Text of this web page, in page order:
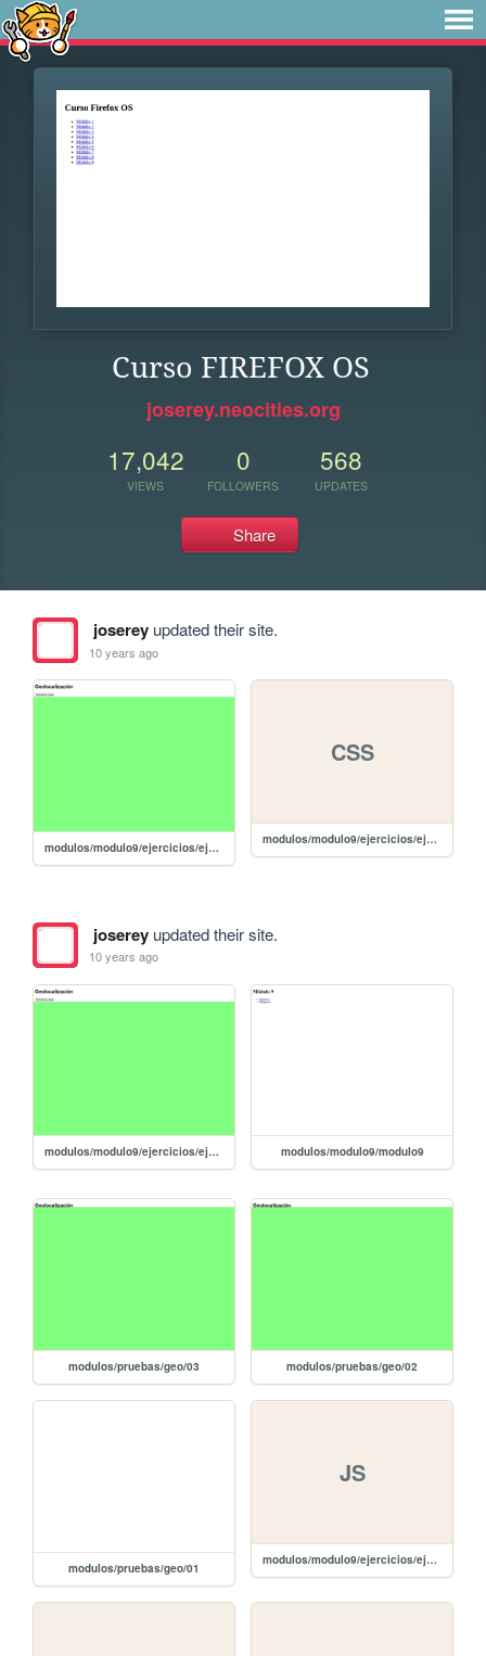
Curso FIREFOX OS
joserey.neocities.org
17,042
VIEWS
0
FOLLOWERS
568
UPDATES
Share
josereyupdated their site.
10 years ago
modulos/modulo9/ejercicios/ejercicio1/ejercicio1
CSS
modulos/modulo9/ejercicios/ejercicio1/mypath.css
josereyupdated their site.
10 years ago
modulos/modulo9/ejercicios/ejercicio1/ejercicio1 modulos/modulo9/modulo9
modulos/pruebas/geo/03 modulos/pruebas/geo/02
modulos/pruebas/geo/01
JS
modulos/modulo9/ejercicios/ejercicio1/zepto.min.js